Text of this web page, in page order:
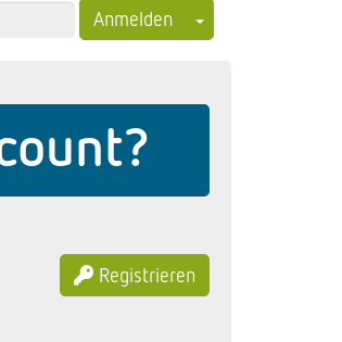
Anmelden Toggle Dropdown
Registrieren